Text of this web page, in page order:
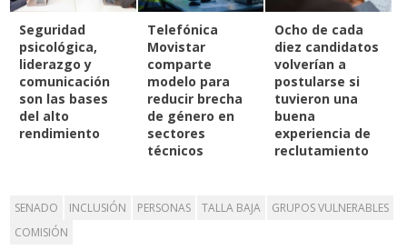
Seguridad
psicológica,
liderazgo y
comunicación
son las bases
del alto
rendimiento
Telefónica
Movistar
comparte
modelo para
reducir brecha
de género en
sectores
técnicos
Ocho de cada
diez candidatos
volverían a
postularse si
tuvieron una
buena
experiencia de
reclutamiento
SENADO INCLUSIÓN PERSONAS TALLA BAJA
GRUPOS VULNERABLES
COMISIÓN